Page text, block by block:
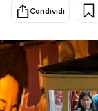
Cultura
Sport
Condividi